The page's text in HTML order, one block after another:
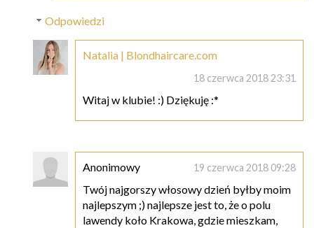
Odpowiedzi
Natalia | Blondhaircare.com
18 czerwca 2018 23:31
Witaj w klubie! :) Dziękuję :*
Anonimowy 19 czerwca 2018 09:28
Twój najgorszy włosowy dzień byłby moim
najlepszym ;) najlepsze jest to, że o polu
lawendy koło Krakowa, gdzie mieszkam,